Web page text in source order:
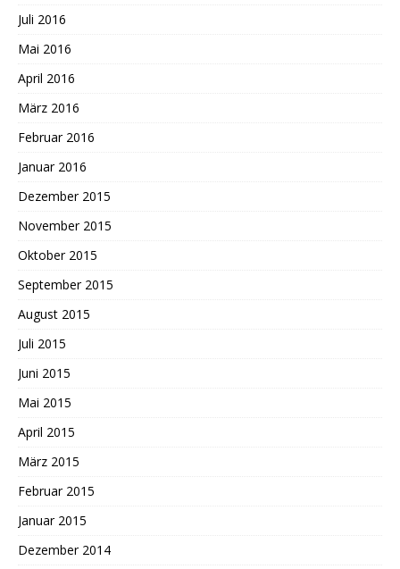
Juli 2016
Mai 2016
April 2016
März 2016
Februar 2016
Januar 2016
Dezember 2015
November 2015
Oktober 2015
September 2015
August 2015
Juli 2015
Juni 2015
Mai 2015
April 2015
März 2015
Februar 2015
Januar 2015
Dezember 2014